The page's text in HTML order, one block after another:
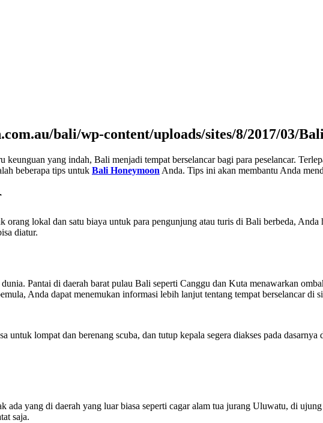
yang indah, Bali menjadi tempat berselancar bagi para peselancar.
beberapa tips untuk Bali Honeymoon Anda. Tips ini akan membantu Anda
orang lokal dan satu biaya untuk para pengunjung atau turis di Bali berbeda,
diatur.
Pantai di daerah barat pulau Bali seperti Canggu dan Kuta menawarkan
Anda dapat menemukan informasi lebih lanjut tentang tempat berselancar di
untuk lompat dan berenang scuba, dan tutup kepala segera diakses pada dasarnya
ada yang di daerah yang luar biasa seperti cagar alam tua jurang Uluwatu, di
saja.